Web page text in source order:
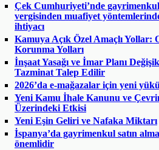
Çek Cumhuriyeti’nde gayrimenkul
vergisinden muafiyet
ihtiyacı
Kamuya Açık Özel Amaçlı Yollar:
Korunma Yolları
İnşaat Yasağı ve İmar Planı
Tazminat Talep Edilir
2026’da e-mağazalar için yeni
Yeni Kamu İhale Kanunu ve
Üzerindeki Etkisi
Yeni Eşin Geliri ve Nafaka Miktarı
İspanya’da gayrimenkul satın
önemlidir